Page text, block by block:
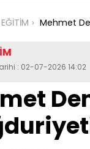
EĞİTİM Mehmet
: 02-07-2026